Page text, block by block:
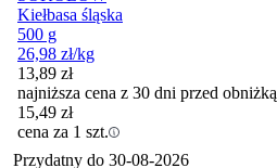
Kiełbasa śląska
500 g
26,98 zł/kg
13,89 zł
najniższa cena z 30 dni przed obniżką
15,49 zł
cena za 1 szt.
Przydatny do 30-08-2026